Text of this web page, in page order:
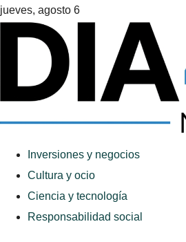
jueves, agosto 6
Inversiones y negocios
Cultura y ocio
Ciencia y tecnología
Responsabilidad social